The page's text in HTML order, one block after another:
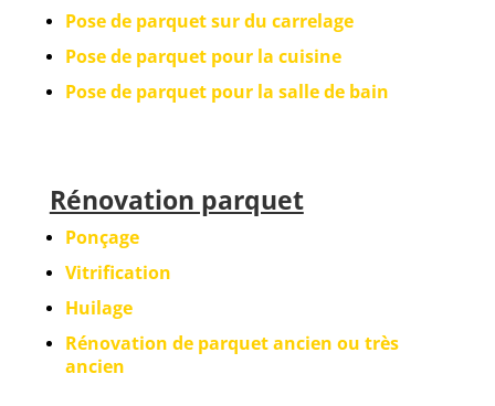
Pose de parquet sur du carrelage
Pose de parquet pour la cuisine
Pose de parquet pour la salle de bain
Rénovation parquet
Ponçage
Vitrification
Huilage
Rénovation de parquet ancien ou très
ancien